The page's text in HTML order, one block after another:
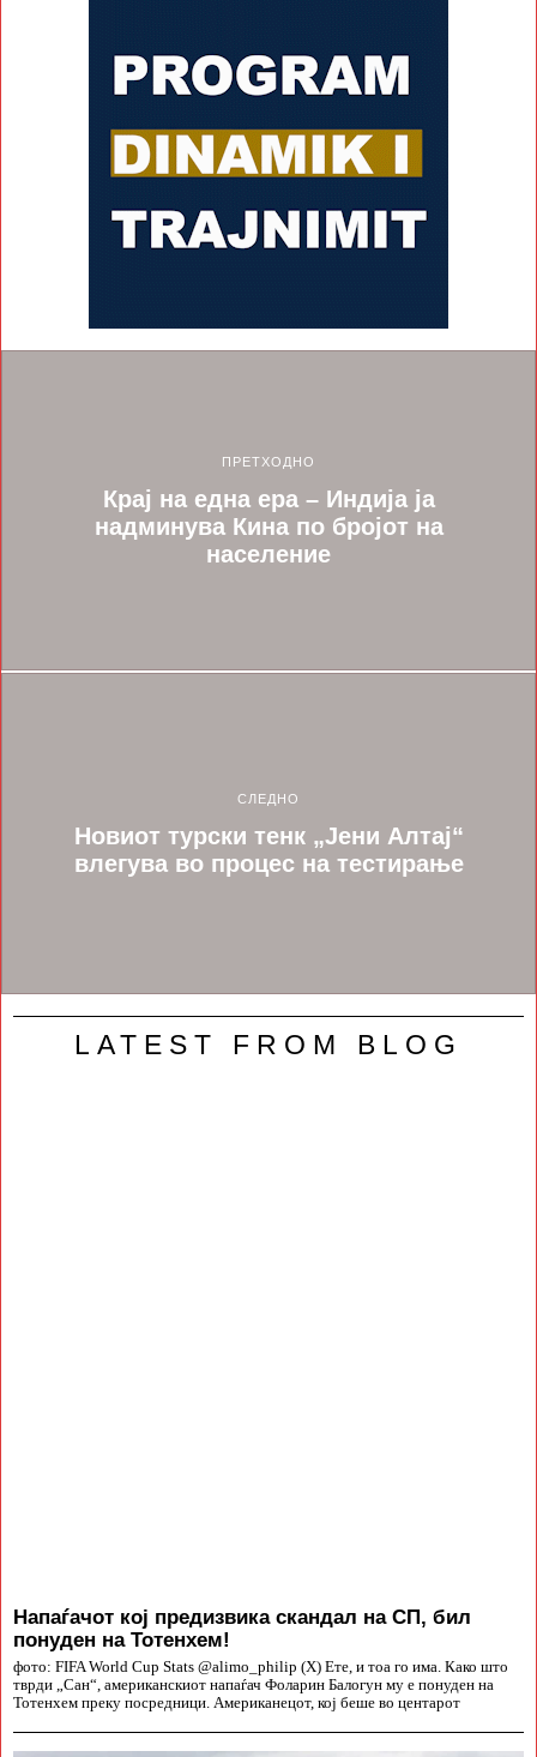
ПРЕТХОДНО
Крај на една ера – Индија ја
надминува Кина по бројот на
население
СЛЕДНО
Новиот турски тенк „Јени Алтај“
влегува во процес на тестирање
LATEST FROM BLOG
Напаѓачот кој предизвика скандал на СП, бил
понуден на Тотенхем!
фото: FIFA World Cup Stats @alimo_philip (X) Ете, и тоа го има. Како што
тврди „Сан“, американскиот напаѓач Фоларин Балогун му е понуден на
Тотенхем преку посредници. Американецот, кој беше во центарот